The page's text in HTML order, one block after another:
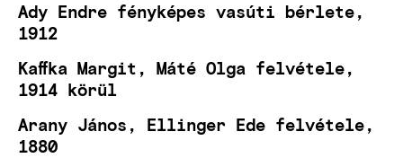
Ady Endre fényképes vasúti bérlete,
1912
Kaffka Margit, Máté Olga felvétele,
1914 körül
Arany János, Ellinger Ede felvétele,
1880